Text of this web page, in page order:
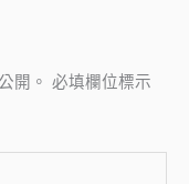
開。 必填欄位標示